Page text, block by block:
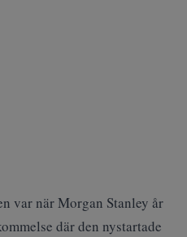
var när Morgan Stanley år
där den nystartade